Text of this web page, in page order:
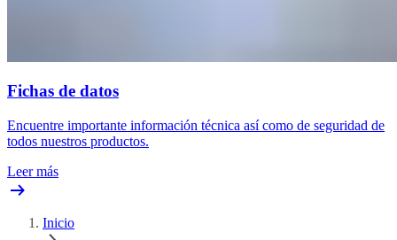
Fichas de datos
Encuentre importante información técnica así como de seguridad de
todos nuestros productos.
Leer más
Inicio